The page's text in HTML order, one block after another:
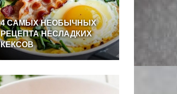
4САМЫХНЕОБЫЧНЫХ
РЕЦЕПТАНЕСЛАДКИХ
КЕКСОВ